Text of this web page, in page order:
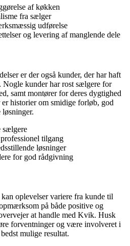
af køkken
fra sælger
udførelse
og levering af manglende dele
er der også kunder, der har haft
kunder har rost sælgere for
samt montører for deres dygtighed
historier om smidige forløb, god
sælgere
tilgang
løsninger
for god rådgivning
oplevelser variere fra kunde til
på både positive og
at handle med Kvik. Husk
forventninger og være involveret i
mulige resultat.